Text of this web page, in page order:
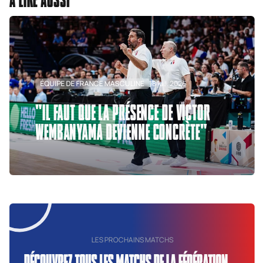
ÉQUIPE DE FRANCE MASCULINE 18 juil. 2026
"IL FAUT QUE LA PRÉSENCE DE VICTOR
WEMBANYAMA DEVIENNE CONCRÈTE"
LES PROCHAINS MATCHS